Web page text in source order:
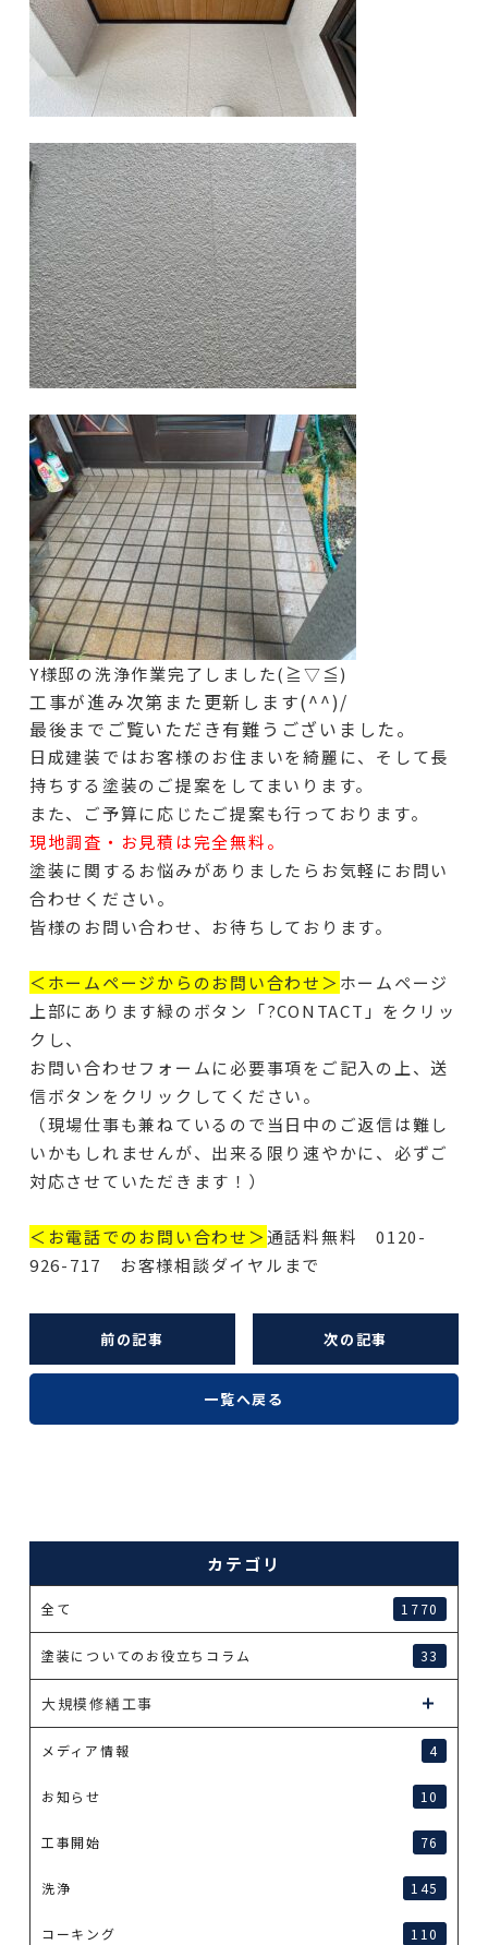
Y様邸の洗浄作業完了しました(≧▽≦)
工事が進み次第また更新します(^^)/
最後までご覧いただき有難うございました。
日成建装ではお客様のお住まいを綺麗に、そして長
持ちする塗装のご提案をしてまいります。
また、ご予算に応じたご提案も行っております。
現地調査・お見積は完全無料。
塗装に関するお悩みがありましたらお気軽にお問い
合わせください。
皆様のお問い合わせ、お待ちしております。
＜ホームページからのお問い合わせ＞ホームページ
上部にあります緑のボタン「?CONTACT」をクリッ
クし、
お問い合わせフォームに必要事項をご記入の上、送
信ボタンをクリックしてください。
（現場仕事も兼ねているので当日中のご返信は難し
いかもしれませんが、出来る限り速やかに、必ずご
対応させていただきます！）
＜お電話でのお問い合わせ＞通話料無料 0120-
926-717 お客様相談ダイヤルまで
前の記事 次の記事
一覧へ戻る
カテゴリ
全て 1770
塗装についてのお役立ちコラム 33
大規模修繕工事
メディア情報 4
お知らせ 10
工事開始 76
洗浄 145
コーキング 110